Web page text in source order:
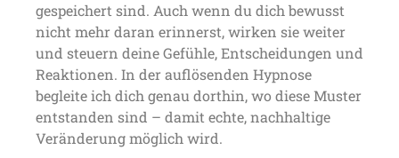
gespeichert sind. Auch wenn du dich bewusst
nicht mehr daran erinnerst, wirken sie weiter
und steuern deine Gefühle, Entscheidungen und
Reaktionen. In der auflösenden Hypnose
begleite ich dich genau dorthin, wo diese Muster
entstanden sind – damit echte, nachhaltige
Veränderung möglich wird.